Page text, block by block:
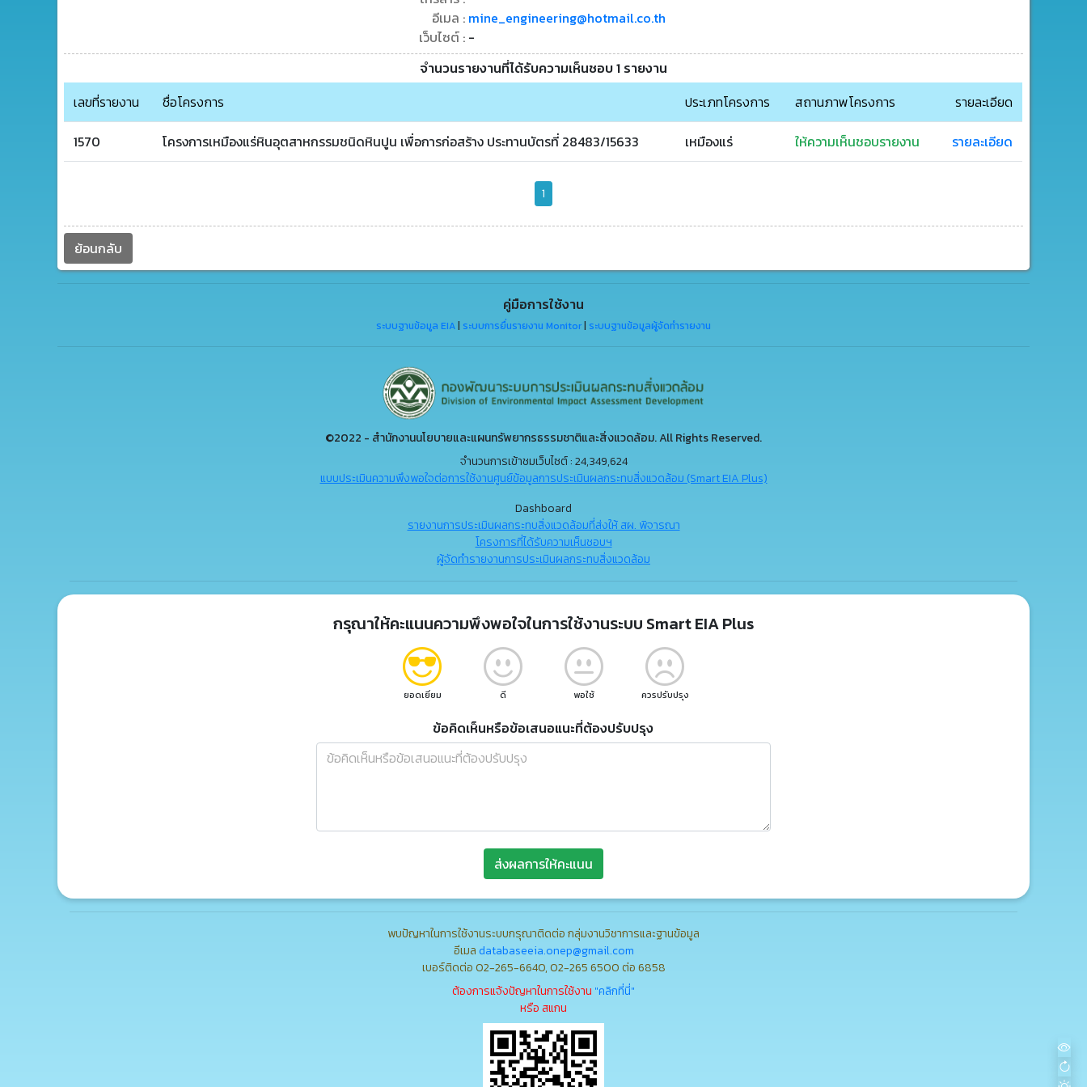
อีเมล : mine_engineering@hotmail.co.th
เว็บไซต์ : -
จำนวนรายงานที่ได้รับความเห็นชอบ 1 รายงาน
เลขที่รายงาน
ชื่อโครงการ ประเภทโครงการ สถานภาพโครงการ รายละเอียด
1570 โครงการเหมืองแร่หินอุตสาหกรรมชนิดหินปูน เพื่อการก่อสร้าง ประทานบัตรที่ 28483/15633 เหมืองแร่ ให้ความเห็นชอบรายงาน รายละเอียด
1
ย้อนกลับ
คู่มือการใช้งาน
ระบบฐานข้อมูล EIA ระบบการยื่นรายงาน Monitor ระบบฐานข้อมูลผู้จัดทำรายงาน
©2022 - สำนักงานนโยบายและแผนทรัพยากรธรรมชาติและสิ่งแวดล้อม. All Rights Reserved.
จำนวนการเข้าชมเว็บไซต์ : 24,349,624
แบบประเมินความพึงพอใจต่อการใช้งานศูนย์ข้อมูลการประเมินผลกระทบสิ่งแวดล้อม (Smart EIA Plus)
Dashboard
รายงานการประเมินผลกระทบสิ่งแวดล้อมที่ส่งให้ สผ. พิจารณา
โครงการที่ได้รับความเห็นชอบฯ
ผู้จัดทำรายงานการประเมินผลกระทบสิ่งแวดล้อม
กรุณาให้คะแนนความพึงพอใจในการใช้งานระบบ Smart EIA Plus
ยอดเยี่ยม ดี พอใช้ ควรปรับปรุง
ข้อคิดเห็นหรือข้อเสนอแนะที่ต้องปรับปรุง
ส่งผลการให้คะแนน
พบปัญหาในการใช้งานระบบกรุณาติดต่อ กลุ่มงานวิชาการและฐานข้อมูล
อีเมล databaseeia.onep@gmail.com
เบอร์ติดต่อ 02-265-6640, 02-265 6500 ต่อ 6858
ต้องการแจ้งปัญหาในการใช้งาน "คลิกที่นี่"
หรือ สแกน